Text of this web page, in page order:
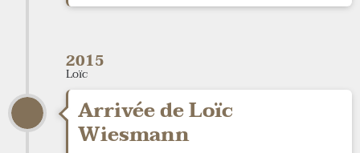
2015
Loïc
Arrivée de Loïc
Wiesmann